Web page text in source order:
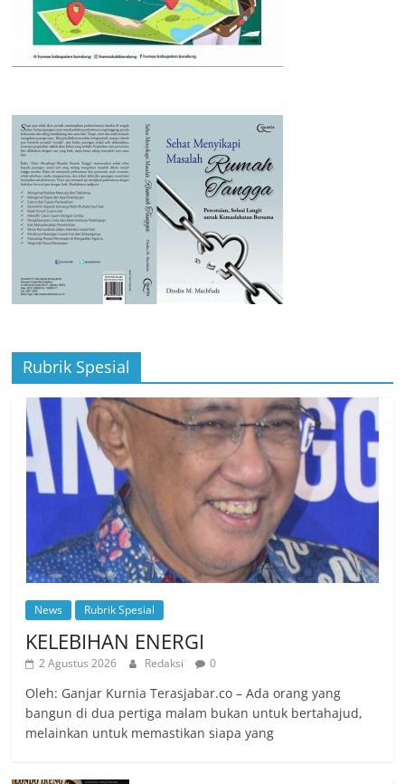
Rubrik Spesial
News Rubrik Spesial
KELEBIHAN ENERGI
2 Agustus 2026 Redaksi 0
Oleh: Ganjar Kurnia Terasjabar.co – Ada orang yang
bangun di dua pertiga malam bukan untuk bertahajud,
melainkan untuk memastikan siapa yang